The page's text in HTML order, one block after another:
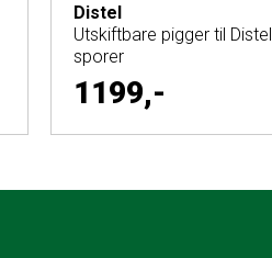
Distel
Utskiftbare pigger til Distel
sporer
1199,-